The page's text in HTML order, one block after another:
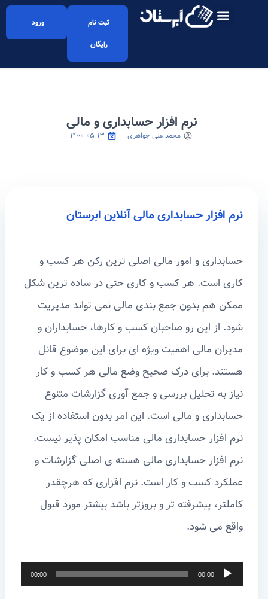
ثبت نام
رایگان
ورود
نرم افزار حسابداری و مالی
محمد علی جواهری ۱۴۰۰-۰۵-۱۳
نرم افزار حسابداری مالی آنلاین ابرستان
حسابداری و امور مالی اصلی ترین رکن هر کسب و
کاری است. هر کسب و کاری حتی در ساده ترین شکل
ممکن هم بدون جمع بندی مالی نمی تواند مدیریت
شود. از این رو صاحبان کسب و کارها، حسابداران و
مدیران مالی اهمیت ویژه ای برای این موضوع قائل
هستند. برای درک صحیح وضع مالی هر کسب و کار
نیاز به تحلیل بررسی و جمع آوری گزارشات متنوع
حسابداری و مالی است. این امر بدون استفاده از یک
نرم افزار حسابداری مالی مناسب امکان پذیر نیست.
نرم افزار حسابداری مالی هسته ی اصلی گزارشات و
عملکرد کسب و کار است. نرم افزاری که هرچقدر
کاملتر، پیشرفته تر و بروزتر باشد بیشتر مورد قبول
واقع می شود.
پخش‌کننده
00:00
00:00